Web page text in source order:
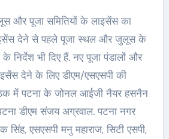
और पूजा समितियों के लाइसेंस का
देने से पहले पूजा स्थल और जुलूस के
के निर्देश भी दिए हैं. नए पूजा पंडालों और
देने के लिए डीएम/एसएसपी की
में पटना के जोनल आईजी नैयर हसनैन
डीएम संजय अग्रवाल. पटना नगर
एसएसपी मनु महाराज, सिटी एसपी,